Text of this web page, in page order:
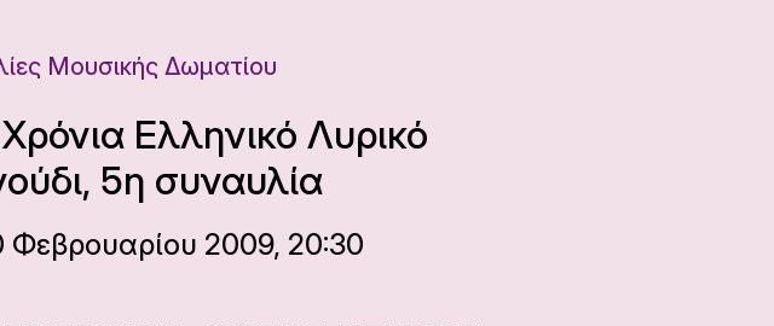
Μουσικής Δωματίου
Ελληνικό Λυρικό
5η συναυλία
Φεβρουαρίου 2009, 20:30